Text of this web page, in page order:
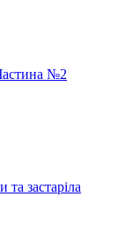
№2
застаріла